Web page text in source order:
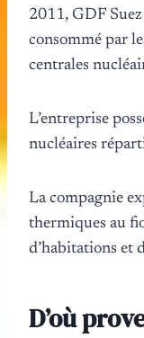
2011, GDF
consommé par
centrales
L’entreprise
nucléaires
La compagnie
thermiques au
d’habitations et
D’où